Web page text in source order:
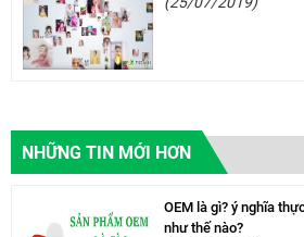
NHỮNG TIN MỚI HƠN
OEM là gì? ý nghĩa
như thế nào?